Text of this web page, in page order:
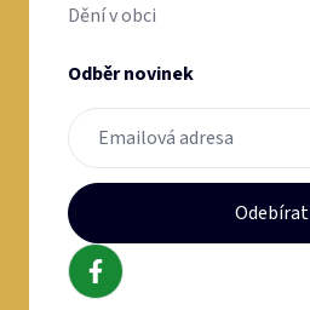
Dění v obci
Odběr novinek
Odebírat